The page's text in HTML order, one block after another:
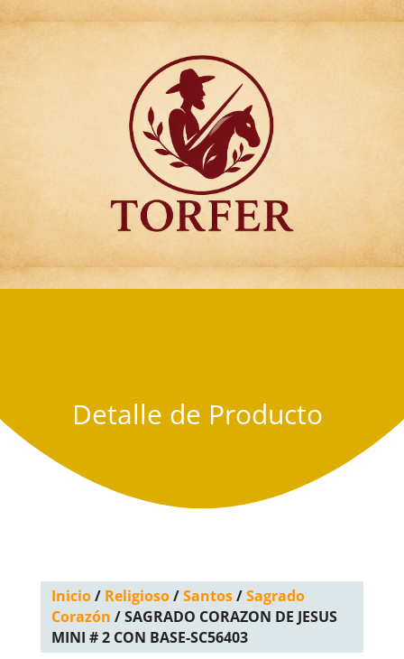
Articulos para
Regalo Torfer.
Detalle de Producto
Inicio/ Religioso/Santos/Sagrado
Corazón / SAGRADO CORAZON DE JESUS
MINI # 2 CON BASE-SC56403